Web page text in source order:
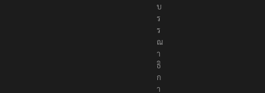
ง
บ
ร
ร
ณ
า
ธิ
ก